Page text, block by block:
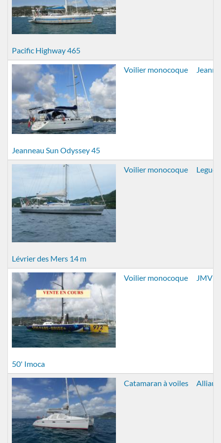
Pacific Highway 465
Jeanneau Sun Odyssey 45
Voilier monocoque
Lévrier des Mers 14 m
Voilier monocoque
50' Imoca
Voilier monocoque JMV
Catamaran à voiles